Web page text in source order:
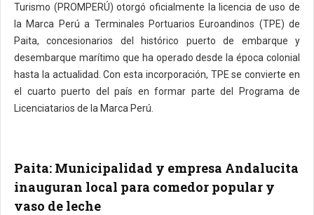
Turismo (PROMPERÚ) otorgó oficialmente la licencia de uso de
la Marca Perú a Terminales Portuarios Euroandinos (TPE) de
Paita, concesionarios del histórico puerto de embarque y
desembarque marítimo que ha operado desde la época colonial
hasta la actualidad. Con esta incorporación, TPE se convierte en
el cuarto puerto del país en formar parte del Programa de
Licenciatarios de la Marca Perú.
Paita: Municipalidad y empresa Andalucita
inauguran local para comedor popular y
vaso de leche